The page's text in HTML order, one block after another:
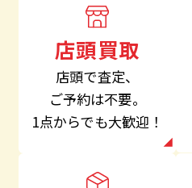
店頭買取
店頭で査定、
ご予約は不要。
1点からでも大歓迎！